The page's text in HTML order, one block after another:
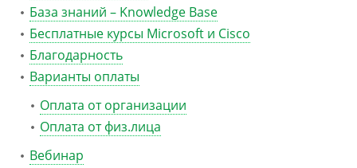
База знаний – Knowledge Base
Бесплатные курсы Microsoft и Cisco
Благодарность
Варианты оплаты
Оплата от организации
Оплата от физ.лица
Вебинар